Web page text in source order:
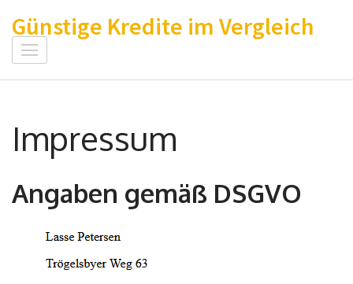
Inhalt
springen
Günstige Kredite im Vergleich
Impressum
Angaben gemäß DSGVO